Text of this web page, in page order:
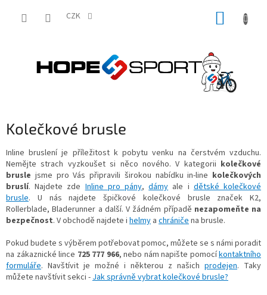
CZK
Kolečkové brusle
Inline bruslení je příležitost k pobytu venku na čerstvém vzduchu.
Nemějte strach vyzkoušet si něco nového. V kategorii kolečkové
brusle jsme pro Vás připravili širokou nabídku in-line kolečkových
bruslí. Najdete zde Inline pro pány,dámy ale i dětské kolečkové
brusle. U nás najdete špičkové kolečkové brusle značek K2,
Rollerblade, Bladerunner a další. V žádném případě nezapomeňte na
bezpečnost. V obchodě najdete i helmy a chrániče na brusle.
Pokud budete s výběrem potřebovat pomoc, můžete se s námi poradit
na zákaznické lince 725 777 966, nebo nám napište pomocíkontaktního
formuláře. Navštívit je možné i některou z našich prodejen. Taky
můžete navštívit sekci - Jak správně vybrat kolečkové brusle?